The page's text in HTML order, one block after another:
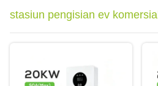
stasiun pengisian ev komersial